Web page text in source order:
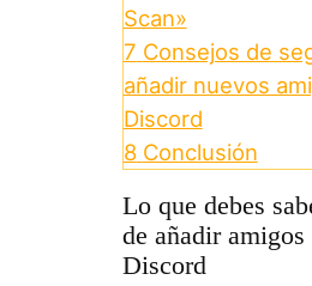
Scan»
7 Consejos de
añadir nuevos
Discord
8 Conclusión
Lo que debes
de añadir amigos
Discord